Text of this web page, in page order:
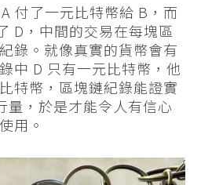
付了一元比特幣給 B，而
D，中間的交易在每塊區
錄。就像真實的貨幣會有
中 D 只有一元比特幣，他
特幣，區塊鏈紀錄能證實
，於是才能令人有信心
用。